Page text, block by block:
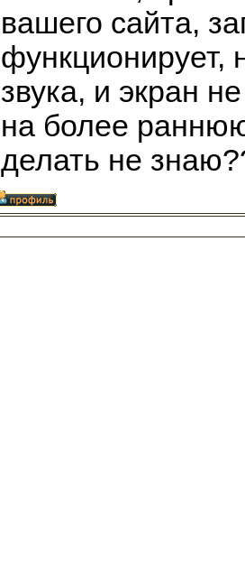
вашего сайта,
функционирует,
звука, и экран
на более
делать не